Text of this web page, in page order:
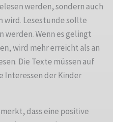
werden, sondern auch
wird. Lesestunde sollte
Wenn es gelingt
wird mehr erreicht als an
Die Texte müssen auf
Interessen der Kinder
dass eine positive